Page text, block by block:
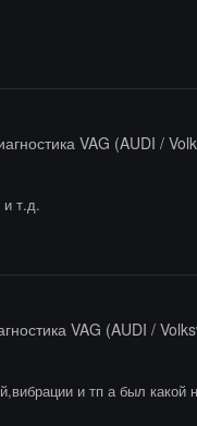
VAG (AUDI /
и т.д.
VAG (AUDI /
и тп а был какой